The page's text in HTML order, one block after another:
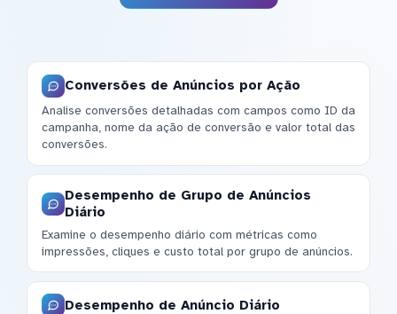
Conversões de Anúncios por Ação
Analise conversões detalhadas com campos como ID da
campanha, nome da ação de conversão e valor total das
conversões.
Desempenho de Grupo de Anúncios
Diário
Examine o desempenho diário com métricas como
impressões, cliques e custo total por grupo de anúncios.
Desempenho de Anúncio Diário